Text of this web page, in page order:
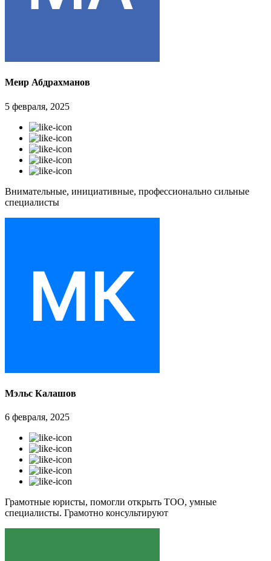
Меир Абдрахманов
5 февраля, 2025
Внимательные, инициативные, профессионально сильные
специалисты
Мэльс Калашов
6 февраля, 2025
Грамотные юристы, помогли открыть ТОО, умные
специалисты. Грамотно консультируют